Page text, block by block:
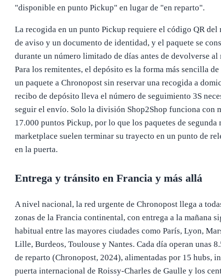
"disponible en punto Pickup" en lugar de "en reparto".
La recogida en un punto Pickup requiere el código QR del
de aviso y un documento de identidad, y el paquete se
durante un número limitado de días antes de devolverse al
Para los remitentes, el depósito es la forma más sencilla
un paquete a Chronopost sin reservar una recogida a
recibo de depósito lleva el número de seguimiento 3S
seguir el envío. Solo la división Shop2Shop funciona con
17.000 puntos Pickup, por lo que los paquetes de segunda
marketplace suelen terminar su trayecto en un punto de
en la puerta.
Entrega y tránsito en Francia y más allá
A nivel nacional, la red urgente de Chronopost llega a
zonas de la Francia continental, con entrega a la mañana
habitual entre las mayores ciudades como París, Lyon,
Lille, Burdeos, Toulouse y Nantes. Cada día operan unas
de reparto (Chronopost, 2024), alimentadas por 15 hubs,
puerta internacional de Roissy-Charles de Gaulle y los